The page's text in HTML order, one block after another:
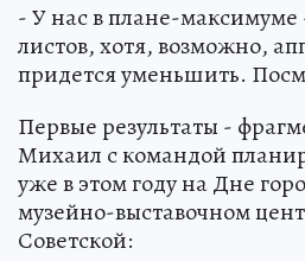
- У нас в плане-максимуме
листов, хотя, возможно,
придется уменьшить.
Первые результаты -
Михаил с командой
уже в этом году на Дне
музейно-выставочном
Советской: